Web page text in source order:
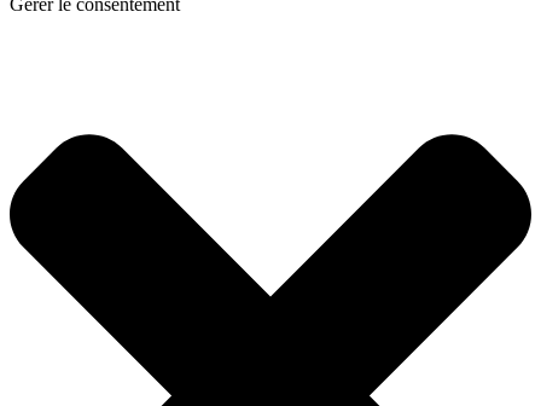
Gérer le consentement